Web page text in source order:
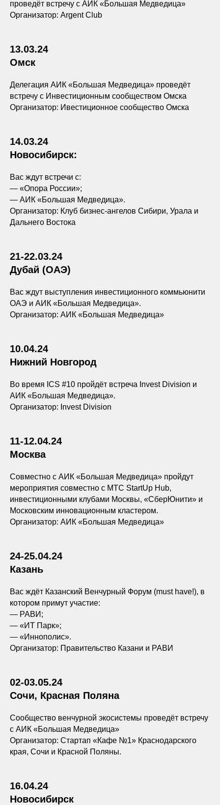
проведёт встречу с АИК «Большая Медведица»
Организатор: Argent Club
13.03.24
Омск
Делегация АИК «Большая Медведица» проведёт
встречу с Инвестиционным сообществом Омска
Организатор: Ивестиционное сообщество Омска
14.03.24
Новосибирск:
Вас ждут встречи с:
— «Опора России»;
— АИК «Большая Медведица».
Организатор: Клуб бизнес-ангелов Сибири, Урала и
Дальнего Востока
21-22.03.24
Дубай (ОАЭ)
Вас ждут выступления инвестиционного коммьюнити
ОАЭ и АИК «Большая Медведица».
Организатор: АИК «Большая Медведица»
10.04.24
Нижний Новгород
Во время ICS #10 пройдёт встреча Invest Division и
АИК «Большая Медведица».
Организатор: Invest Division
11-12.04.24
Москва
Совместно с АИК «Большая Медведица» пройдут
мероприятия совместно с МТС StartUp Hub,
инвестиционными клубами Москвы, «СберЮнити» и
Московским инновационным кластером.
Организатор: АИК «Большая Медведица»
24-25.04.24
Казань
Вас ждёт Казанский Венчурный Форум (must have!), в
котором примут участие:
— РАВИ;
— «ИТ Парк»;
— «Иннополис».
Организатор: Правительство Казани и РАВИ
02-03.05.24
Сочи, Красная Поляна
Сообщество венчурной экосистемы проведёт встречу
с АИК «Большая Медведица»
Организатор: Стартап «Кафе №1» Краснодарского
края, Сочи и Красной Поляны.
16.04.24
Новосибирск